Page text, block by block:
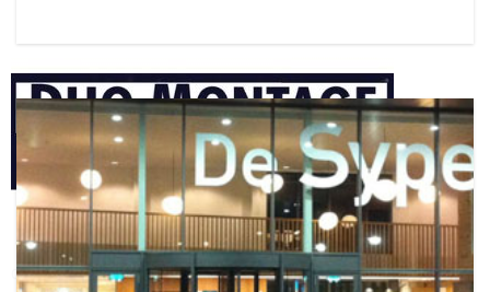
henkvandeberg
duo montage